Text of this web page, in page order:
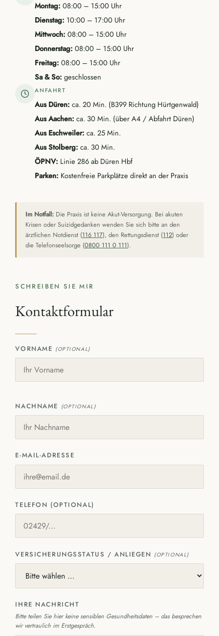
Montag: 08:00 – 15:00 Uhr
Dienstag: 10:00 – 17:00 Uhr
Mittwoch: 08:00 – 15:00 Uhr
Donnerstag: 08:00 – 15:00 Uhr
Freitag: 08:00 – 15:00 Uhr
Sa & So: geschlossen
ANFAHRT
Aus Düren: ca. 20 Min. (B399 Richtung Hürtgenwald)
Aus Aachen: ca. 30 Min. (über A4 / Abfahrt Düren)
Aus Eschweiler: ca. 25 Min.
Aus Stolberg: ca. 30 Min.
ÖPNV: Linie 286 ab Düren Hbf
Parken: Kostenfreie Parkplätze direkt an der Praxis
Im Notfall:Die Praxis ist keine Akut-Versorgung. Bei akuten
Krisen oder Suizidgedanken wenden Sie sich bitte an den
ärztlichen Notdienst (116 117), den Rettungsdienst (112) oder
die Telefonseelsorge (0800 111 0 111).
SCHREIBEN SIE MIR
Kontaktformular
VORNAME (OPTIONAL)
NACHNAME (OPTIONAL)
E-MAIL-ADRESSE
TELEFON (OPTIONAL)
VERSICHERUNGSSTATUS / ANLIEGEN (OPTIONAL)
IHRE NACHRICHT
Bitte teilen Sie hier keine sensiblen Gesundheitsdaten – das besprechen
wir vertraulich im Erstgespräch.